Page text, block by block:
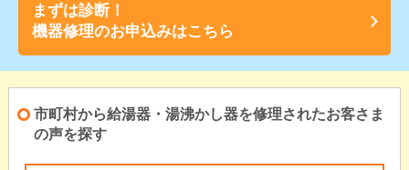
まずは診断！
機器修理のお申込みはこちら
市町村から給湯器・湯沸かし器を修理されたお客さま
の声を探す